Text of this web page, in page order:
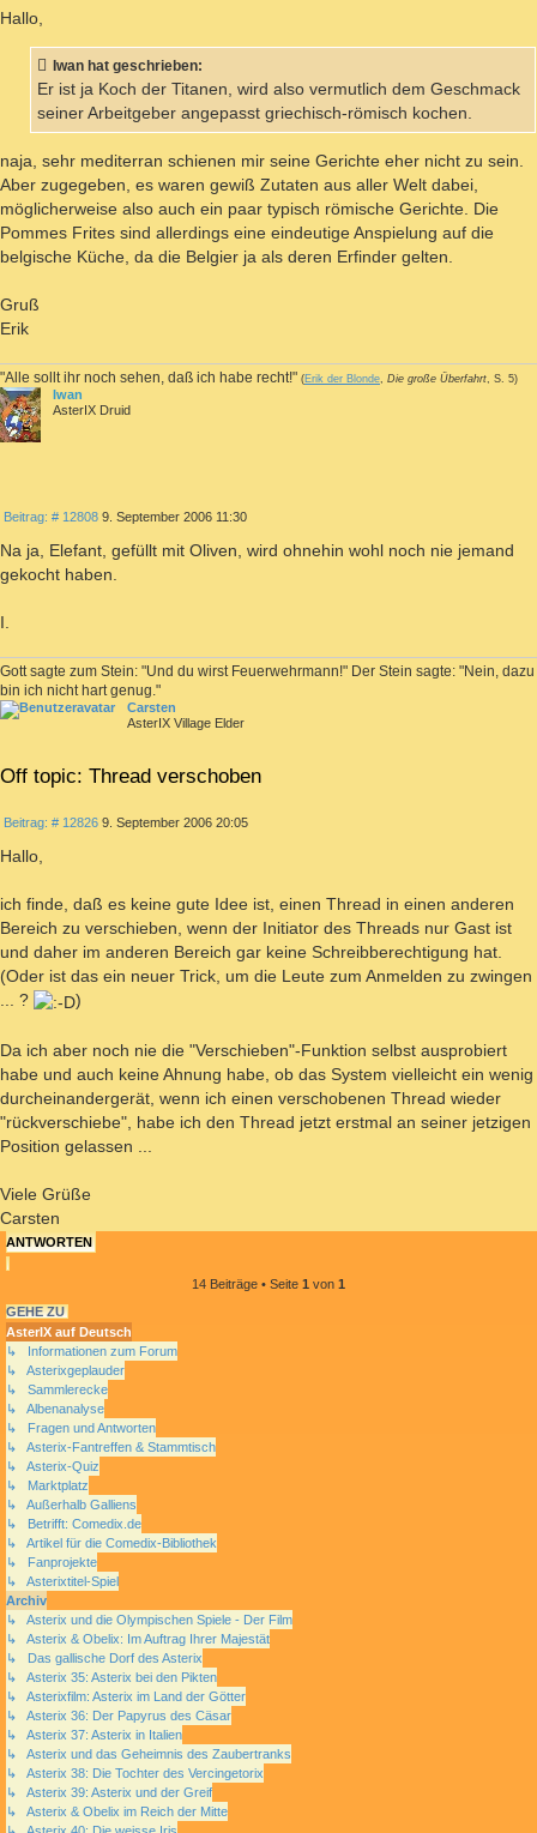
Hallo,
Iwan hat geschrieben:
Er ist ja Koch der Titanen, wird also vermutlich dem Geschmack
seiner Arbeitgeber angepasst griechisch-römisch kochen.
naja, sehr mediterran schienen mir seine Gerichte eher nicht zu sein.
Aber zugegeben, es waren gewiß Zutaten aus aller Welt dabei,
möglicherweise also auch ein paar typisch römische Gerichte. Die
Pommes Frites sind allerdings eine eindeutige Anspielung auf die
belgische Küche, da die Belgier ja als deren Erfinder gelten.
Gruß
Erik
"Alle sollt ihr noch sehen, daß ich habe recht!" (Erik der Blonde Die große Überfahrt , S. 5)
Iwan
AsterIX Druid
Beitrag: # 12808Beitrag
9. September 2006 11:30
Na ja, Elefant, gefüllt mit Oliven, wird ohnehin wohl noch nie jemand
gekocht haben.
I.
Gott sagte zum Stein: "Und du wirst Feuerwehrmann!" Der Stein sagte: "Nein, dazu
bin ich nicht hart genug."
Carsten
AsterIX Village Elder
Off topic: Thread verschoben
Beitrag: # 12826Beitrag
9. September 2006 20:05
Hallo,
ich finde, daß es keine gute Idee ist, einen Thread in einen anderen
Bereich zu verschieben, wenn der Initiator des Threads nur Gast ist
und daher im anderen Bereich gar keine Schreibberechtigung hat.
(Oder ist das ein neuer Trick, um die Leute zum Anmelden zu zwingen
... ?
)
Da ich aber noch nie die "Verschieben"-Funktion selbst ausprobiert
habe und auch keine Ahnung habe, ob das System vielleicht ein wenig
durcheinandergerät, wenn ich einen verschobenen Thread wieder
"rückverschiebe", habe ich den Thread jetzt erstmal an seiner jetzigen
Position gelassen ...
Viele Grüße
Carsten
ANTWORTEN
14 Beiträge • Seite 1 von 1
GEHE ZU
AsterIX auf Deutsch
↳ Informationen zum Forum
↳ Asterixgeplauder
↳ Sammlerecke
↳ Albenanalyse
↳ Fragen und Antworten
↳ Asterix-Fantreffen & Stammtisch
↳ Asterix-Quiz
↳ Marktplatz
↳ Außerhalb Galliens
↳ Betrifft: Comedix.de
↳ Artikel für die Comedix-Bibliothek
↳ Fanprojekte
↳ Asterixtitel-Spiel
Archiv
↳ Asterix und die Olympischen Spiele - Der Film
↳ Asterix & Obelix: Im Auftrag Ihrer Majestät
↳ Das gallische Dorf des Asterix
↳ Asterix 35: Asterix bei den Pikten
↳ Asterixfilm: Asterix im Land der Götter
↳ Asterix 36: Der Papyrus des Cäsar
↳ Asterix 37: Asterix in Italien
↳ Asterix und das Geheimnis des Zaubertranks
↳ Asterix 38: Die Tochter des Vercingetorix
↳ Asterix 39: Asterix und der Greif
↳ Asterix & Obelix im Reich der Mitte
↳ Asterix 40: Die weisse Iris